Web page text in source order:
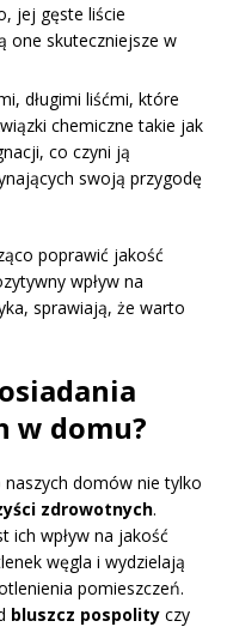
jej gęste liście
one skuteczniejsze w
długimi liśćmi, które
chemiczne takie jak
co czyni ją
swoją przygodę
poprawić jakość
wpływ na
sprawiają, że warto
w domu?
domów nie tylko
zdrowotnych.
ich wpływ na jakość
węgla i wydzielają
pomieszczeń.
bluszcz pospolity czy